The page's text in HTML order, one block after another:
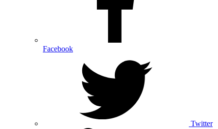
Facebook
Twitter